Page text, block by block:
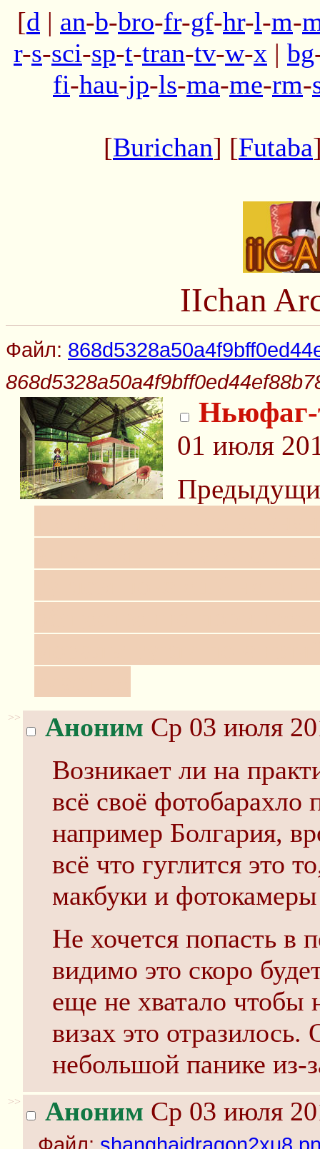
[d | an-b-bro-fr-gf-hr-l-m-
r-s-sci-sp-t-tran-tv-w-x | bg
fi-hau-jp-ls-ma-me-rm-
[Burichan] [Futaba
IIchan
Файл:
Ньюфаг-
01 июля
>> Аноним Ср 03 июля
Возникает ли на
всё своё фотобарахло
например Болгария,
всё что гуглится это
макбуки и
Не хочется попасть в
видимо это скоро
еще не хватало
визах это отразилось.
небольшой панике из-
>> Аноним Ср 03 июля